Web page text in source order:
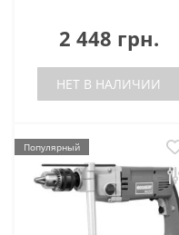
2 448 грн.
НЕТ В НАЛИЧИИ
Популярный